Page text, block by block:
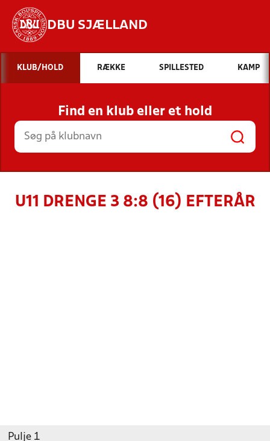
DBU SJÆLLAND
Hvad vil du søge efter?
INDHOLD OG NYHEDER
STILLINGER, RESULTATER, KLUBBER OG
HOLD
KLUB/HOLD RÆKKE SPILLESTED KAMP
Find en klub eller et hold
U11 DRENGE 3 8:8 (16) EFTERÅR
Pulje 1